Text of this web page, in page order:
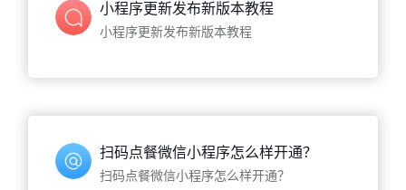
小程序更新发布新版本教程
小程序更新发布新版本教程
扫码点餐微信小程序怎么样开通？
扫码点餐微信小程序怎么样开通？